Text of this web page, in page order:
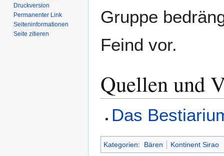
Gruppe
Feind vor.
Quellen und
Das
Kategorien: Bären Kontinent Sirao
Druckversion
Permanenter Link
Seiten­­informationen
Seite zitieren